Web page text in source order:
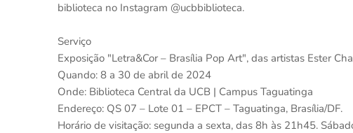
biblioteca no Instagram @ucbbiblioteca.
Serviço
Exposição "Letra&Cor – Brasília Pop Art", das artistas Ester
Quando: 8 a 30 de abril de 2024
Onde: Biblioteca Central da UCB | Campus Taguatinga
Endereço: QS 07 – Lote 01 – EPCT – Taguatinga, Brasília/DF.
Horário de visitação: segunda a sexta, das 8h às 21h45.